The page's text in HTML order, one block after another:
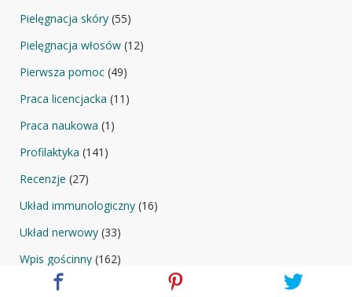
Pielęgnacja skóry (55)
Pielęgnacja włosów (12)
Pierwsza pomoc (49)
Praca licencjacka (11)
Praca naukowa (1)
Profilaktyka (141)
Recenzje (27)
Układ immunologiczny (16)
Układ nerwowy (33)
Wpis gościnny (162)
Zdrowa dieta